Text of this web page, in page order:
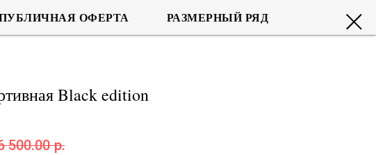
Black edition
500.00 р.
ОФЕРТА РАЗМЕРНЫЙ РЯД